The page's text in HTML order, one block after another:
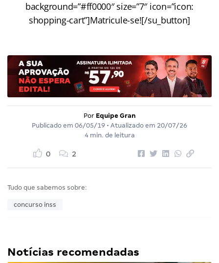
background=”#ff0000″ size=”7″ icon=”icon:
shopping-cart”]Matricule-se![/su_button]
Por Equipe Gran
Publicado em 06/05/19 • Atualizado em 20/07/26
4 min. de leitura
0 2
Tudo que sabemos sobre:
concurso inss
Notícias recomendadas